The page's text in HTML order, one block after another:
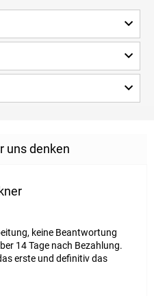
beträgt 1 von 5 Sternen.
keine Beantwortung
14 Tage nach Bezahlung.
erste und definitiv das